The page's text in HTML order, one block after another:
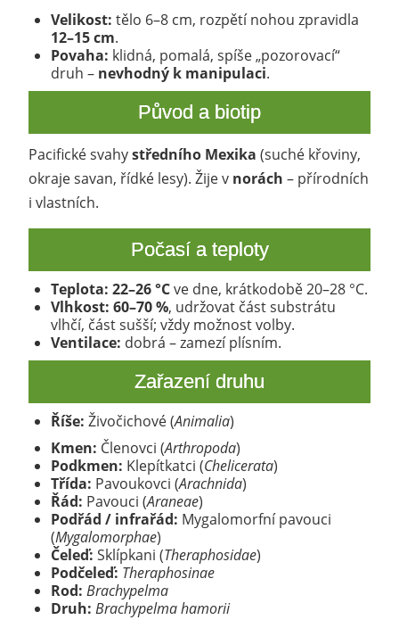
Velikost: tělo 6–8 cm, rozpětí nohou zpravidla
12–15 cm.
Povaha: klidná, pomalá, spíše „pozorovací“
druh – nevhodný k manipulaci.
Původ a biotip
Pacifické svahystředního Mexika (suché křoviny,
okraje savan, řídké lesy). Žije v norách – přírodních
i vlastních.
Počasí a teploty
Teplota: 22–26 °Cve dne, krátkodobě 20–28 °C.
Vlhkost: 60–70 %, udržovat část substrátu
vlhčí, část sušší; vždy možnost volby.
Ventilace: dobrá – zamezí plísním.
Zařazení druhu
Říše: Živočichové (Animalia)
Kmen: Členovci (Arthropoda)
Podkmen: Klepítkatci (Chelicerata)
Třída: Pavoukovci (Arachnida)
Řád: Pavouci (Araneae)
Podřád / infrařád: Mygalomorfní pavouci
(Mygalomorphae)
Čeleď: Sklípkani (Theraphosidae)
Podčeleď: Theraphosinae
Rod: Brachypelma
Druh: Brachypelma hamorii